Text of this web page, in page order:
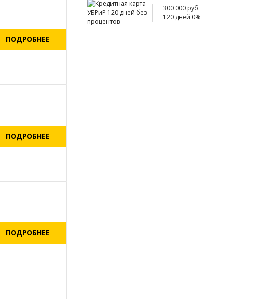
ПОДРОБНЕЕ
ПОДРОБНЕЕ
ПОДРОБНЕЕ
300 000 руб.
120 дней 0%